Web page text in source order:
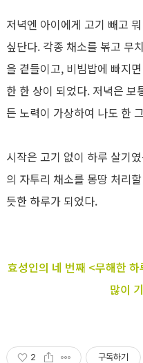
저녁엔 아이에게 고기 빼고
싶단다. 각종 채소를 볶고 무
을 곁들이고, 비빔밥에 빠지
한 한 상이 되었다. 저녁은
든 노력이 가상하여 나도 한
시작은 고기 없이 하루 살기
의 자투리 채소를 몽땅 처리
듯한 하루가 되었다.
효성인의 네 번째 <무해한
많이
2 구독하기